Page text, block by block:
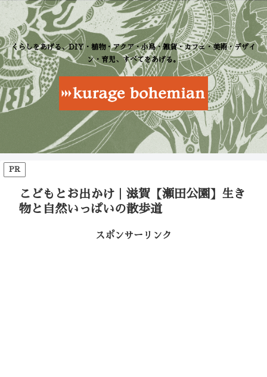
くらしをあげる、DIY・植物・アクア・小鳥・雑貨・カフェ・美術・デザイ
ン・育児、すべてをあげる。
PR
こどもとお出かけ｜滋賀【瀬田公園】生き
物と自然いっぱいの散歩道
スポンサーリンク